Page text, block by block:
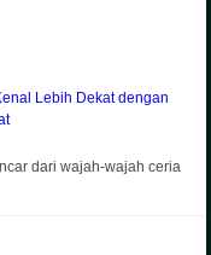
Lebih Dekat dengan
dari wajah-wajah ceria